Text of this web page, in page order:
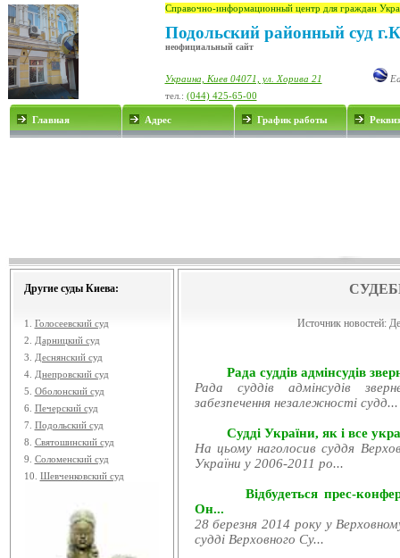
Справочно-информационный центр для граждан
Подольский районный суд
неофициальный сайт
Украина, Киев 04071, ул. Хорива 21
тел.: (044) 425-65-00
Главная Адрес График работы
Другие суды Киева:
1. Голосеевский суд
2.
Дарницкий суд
3.
Деснянский суд
4. Днепровский суд
5. Оболонский суд
6. Печерский суд
7. Подольский суд
8. Святошинский суд
9. Соломенский суд
10. Шевченковский суд
Источник новостей:
Рада суддів адмінсудів
Рада суддів адмінсудів
забезпечення незалежності судд...
Судді України, як і все
На цьому наголосив суддя
України у 2006-2011 ро...
Відбудеться прес-
Он...
28 березня 2014 року у
судді Верховного Су...